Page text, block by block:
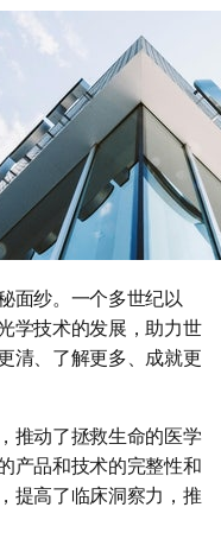
面纱。一个多世纪以
学技术的发展，助力世
清、了解更多、成就更
推动了拯救生命的医学
产品和技术的完整性和
提高了临床洞察力，推